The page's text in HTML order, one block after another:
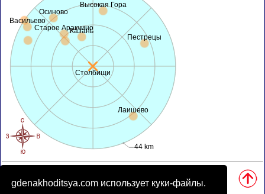
gdenakhoditsya.com использует куки-файлы.
Столбищи
44 km
Казань
Васильево
Высокая Гора
Осиново
Лаишево
Пестрецы
Старое Аракчино
• Карта разработана openstreetmap.org.
• Географическое местоположение определено из базы данных